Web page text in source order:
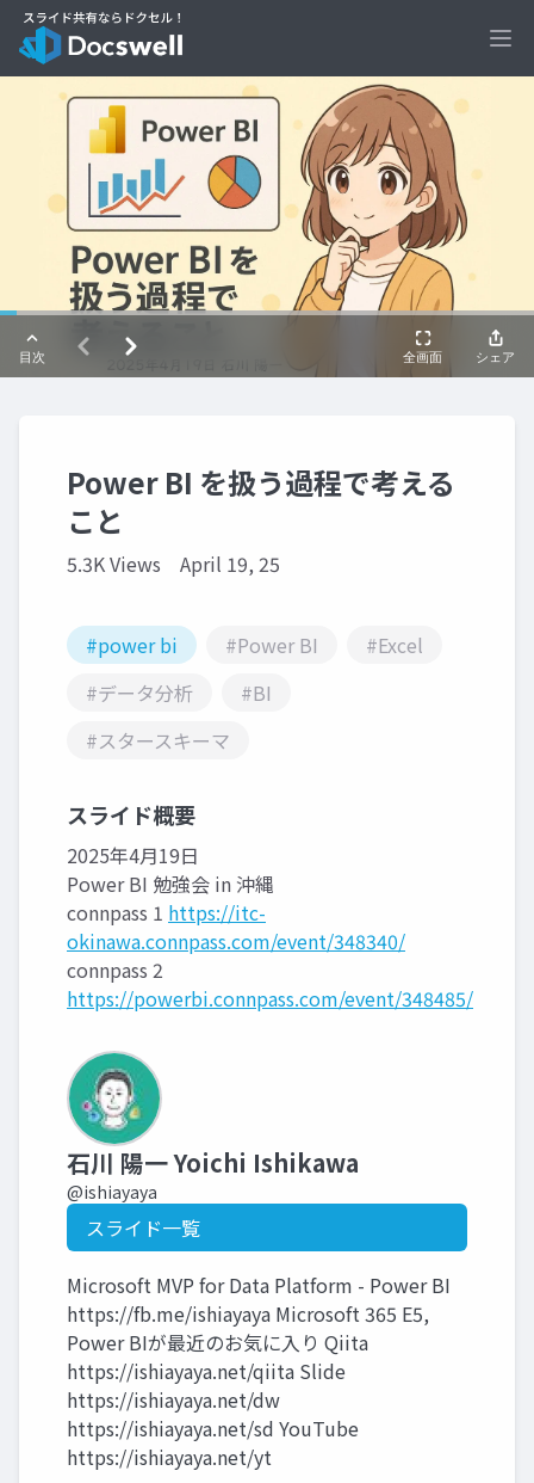
Power BI を扱う過程で考える
こと
5.3K Views April 19, 25
#power bi #Power BI
#Excel
#データ分析
#BI
#スタースキーマ
スライド概要
2025年4月19日
Power BI 勉強会 in 沖縄
connpass 1 https://itc-
okinawa.connpass.com/event/348340/
connpass 2
https://powerbi.connpass.com/event/348485/
石川 陽一 Yoichi Ishikawa
@ishiayaya
スライド一覧
Microsoft MVP for Data Platform - Power BI
https://fb.me/ishiayaya Microsoft 365 E5,
Power BIが最近のお気に入り Qiita
https://ishiayaya.net/qiita Slide
https://ishiayaya.net/dw
https://ishiayaya.net/sd YouTube
https://ishiayaya.net/yt